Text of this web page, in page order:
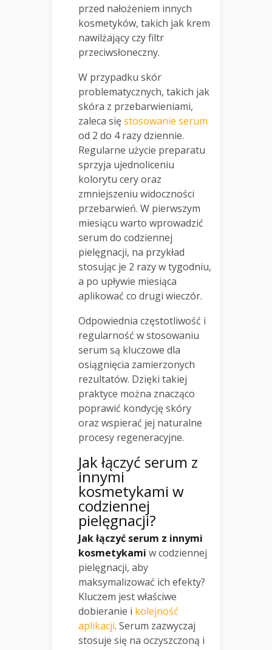
przed nałożeniem innych
kosmetyków, takich jak krem
nawilżający czy filtr
przeciwsłoneczny.
W przypadku skór
problematycznych, takich jak
skóra z przebarwieniami,
zaleca sięstosowanie serum
od 2 do 4 razy dziennie.
Regularne użycie preparatu
sprzyja ujednoliceniu
kolorytu cery oraz
zmniejszeniu widoczności
przebarwień. W pierwszym
miesiącu warto wprowadzić
serum do codziennej
pielęgnacji, na przykład
stosując je 2 razy w tygodniu,
a po upływie miesiąca
aplikować co drugi wieczór.
Odpowiednia częstotliwość i
regularność w stosowaniu
serum są kluczowe dla
osiągnięcia zamierzonych
rezultatów. Dzięki takiej
praktyce można znacząco
poprawić kondycję skóry
oraz wspierać jej naturalne
procesy regeneracyjne.
Jak łączyć serum z
innymi
kosmetykami w
codziennej
pielęgnacji?
Jak łączyć serum z innymi
kosmetykami w codziennej
pielęgnacji, aby
maksymalizować ich efekty?
Kluczem jest właściwe
dobieranie i kolejność
aplikacji. Serum zazwyczaj
stosuje się na oczyszczoną i